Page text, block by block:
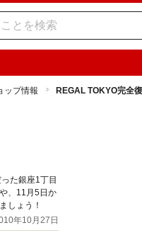
ップ情報 REGAL TOKYO完全復
た銀座1丁目
、11月5日か
しょう！
年10月27日